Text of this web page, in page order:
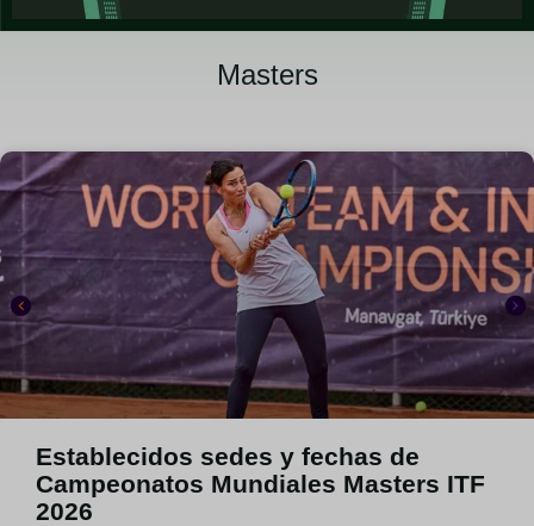
Masters
Establecidos sedes y fechas de
Campeonatos Mundiales Masters ITF
2026